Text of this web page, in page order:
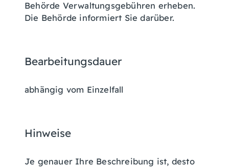
Behörde Verwaltungsgebühren erheben.
Die Behörde informiert Sie darüber.
Bearbeitungsdauer
abhängig vom Einzelfall
Hinweise
Je genauer Ihre Beschreibung ist, desto